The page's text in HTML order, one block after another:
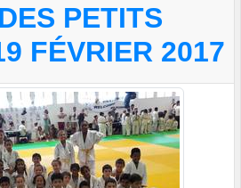
PETITS
FÉVRIER 2017